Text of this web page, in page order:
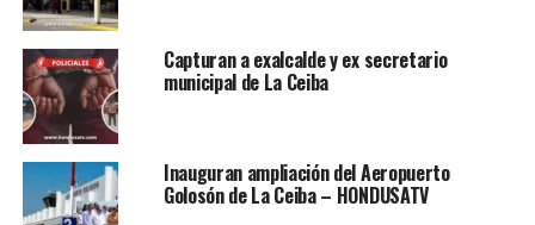
Capturan a exalcalde y ex secretario
municipal de La Ceiba
Inauguran ampliación del Aeropuerto
Golosón de La Ceiba – HONDUSATV